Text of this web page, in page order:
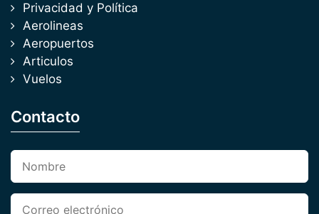
Privacidad y Política
Aerolineas
Aeropuertos
Articulos
Vuelos
Contacto